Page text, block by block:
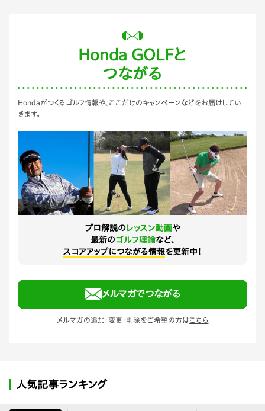
Honda GOLFと
つながる
Hondaがつくるゴルフ情報や、ここだけのキャンペーンなどをお届けしてい
きます。
プロ解説のレッスン動画や
最新のゴルフ理論など、
スコアアップにつながる情報を更新中！
メルマガでつながる
メルマガの追加・変更・削除をご希望の方はこちら
人気記事ランキング